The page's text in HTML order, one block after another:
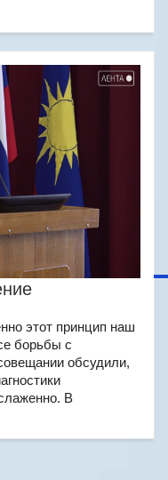
этот принцип наш
борьбы с
обсудили,
В